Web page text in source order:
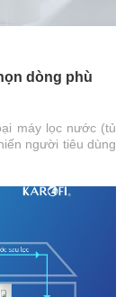
dòng phù
máy lọc nước (tủ
người tiêu dùng